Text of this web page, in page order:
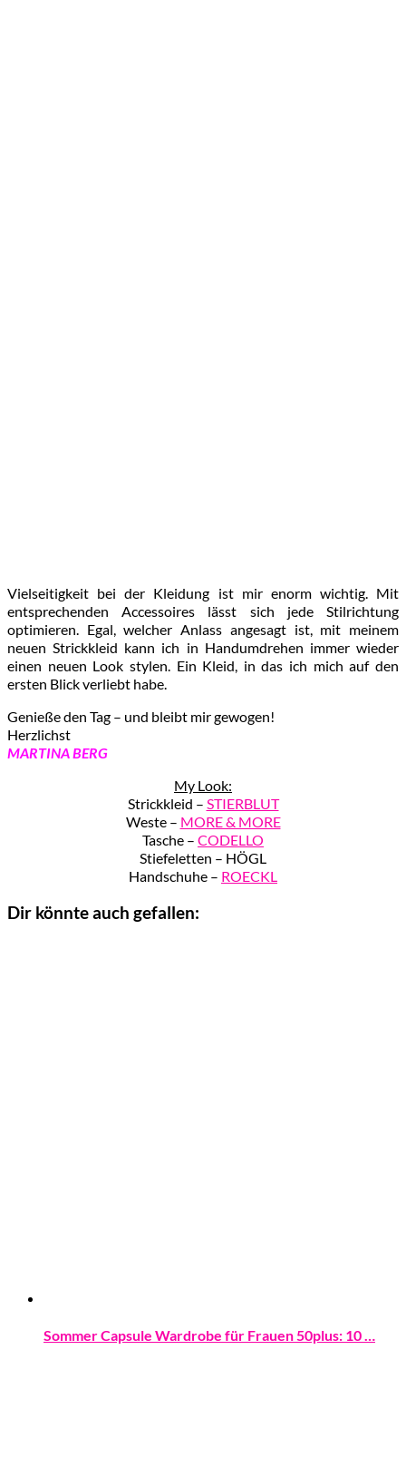
Vielseitigkeit bei der Kleidung ist mir enorm wichtig. Mit
entsprechenden Accessoires lässt sich jede Stilrichtung
optimieren. Egal, welcher Anlass angesagt ist, mit meinem
neuen Strickkleid kann ich in Handumdrehen immer wieder
einen neuen Look stylen. Ein Kleid, in das ich mich auf den
ersten Blick verliebt habe.
Genieße den Tag – und bleibt mir gewogen!
Herzlichst
MARTINA BERG
My Look:
Strickkleid – STIERBLUT
Weste – MORE & MORE
Tasche – CODELLO
Stiefeletten – HÖGL
Handschuhe – ROECKL
Dir könnte auch gefallen:
Sommer Capsule Wardrobe für Frauen 50plus: 10 …